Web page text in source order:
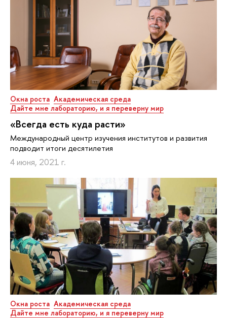
Окна роста Академическая среда
Дайте мне лабораторию, и я переверну мир
«Всегда есть куда расти»
Международный центр изучения институтов и развития
подводит итоги десятилетия
4 июня, 2021 г.
Окна роста Академическая среда
Дайте мне лабораторию, и я переверну мир